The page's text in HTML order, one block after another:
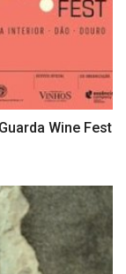
Wine Fest